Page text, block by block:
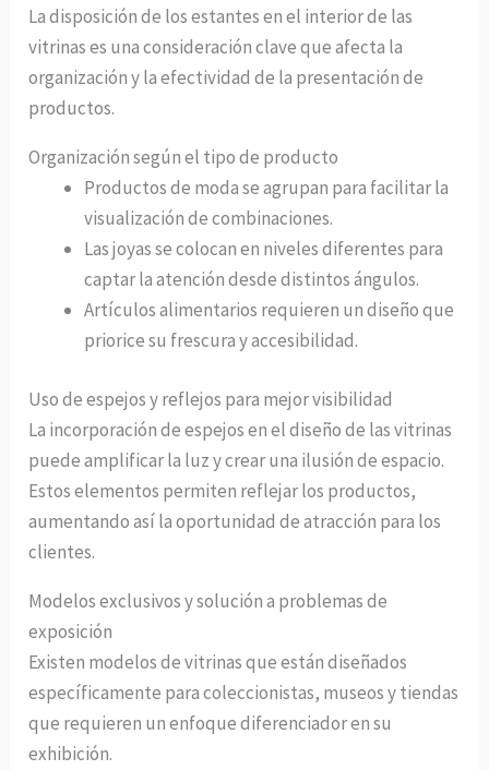
La disposición de los estantes en el interior de las
vitrinas es una consideración clave que afecta la
organización y la efectividad de la presentación de
productos.
Organización según el tipo de producto
Productos de moda se agrupan para facilitar la
visualización de combinaciones.
Las joyas se colocan en niveles diferentes para
captar la atención desde distintos ángulos.
Artículos alimentarios requieren un diseño que
priorice su frescura y accesibilidad.
Uso de espejos y reflejos para mejor visibilidad
La incorporación de espejos en el diseño de las vitrinas
puede amplificar la luz y crear una ilusión de espacio.
Estos elementos permiten reflejar los productos,
aumentando así la oportunidad de atracción para los
clientes.
Modelos exclusivos y solución a problemas de
exposición
Existen modelos de vitrinas que están diseñados
específicamente para coleccionistas, museos y tiendas
que requieren un enfoque diferenciador en su
exhibición.